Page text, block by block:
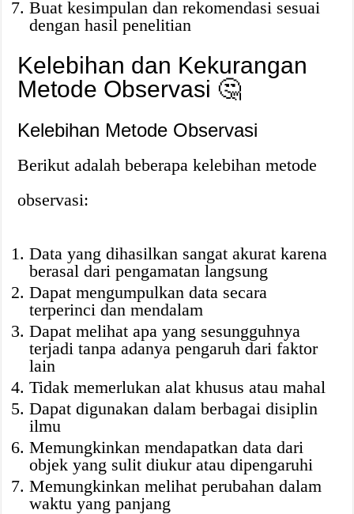
Buat kesimpulan dan rekomendasi sesuai
dengan hasil penelitian
Kelebihan dan Kekurangan
Metode Observasi 🤔
Kelebihan Metode Observasi
Berikut adalah beberapa kelebihan metode
observasi:
Data yang dihasilkan sangat akurat karena
berasal dari pengamatan langsung
Dapat mengumpulkan data secara
terperinci dan mendalam
Dapat melihat apa yang sesungguhnya
terjadi tanpa adanya pengaruh dari faktor
lain
Tidak memerlukan alat khusus atau mahal
Dapat digunakan dalam berbagai disiplin
ilmu
Memungkinkan mendapatkan data dari
objek yang sulit diukur atau dipengaruhi
Memungkinkan melihat perubahan dalam
waktu yang panjang